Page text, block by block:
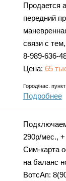
Продается
передний
связи с
8-989-636-
Цена: 65
Город/нас. пункт:
Подробнее
290р/мес.,
Сим-карта
на баланс
ВотсАп: